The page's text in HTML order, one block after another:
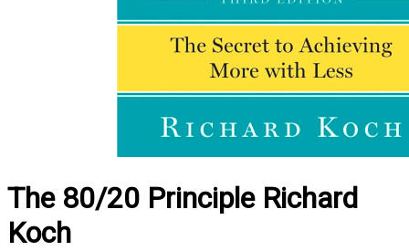
The 80/20 Principle Richard
Koch